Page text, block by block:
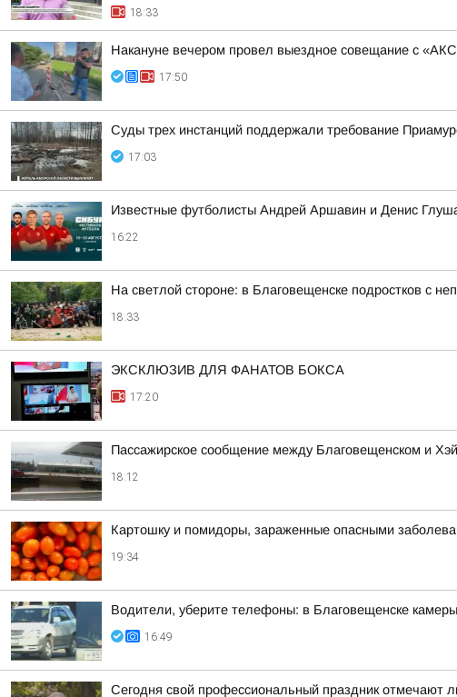
18:33
Накануне вечером провел выездное совещание с
17:50
Суды трех инстанций поддержали требование
17:03
Известные футболисты Андрей Аршавин и Денис
16:22
На светлой стороне: в Благовещенске подростков с
18:33
ЭКСКЛЮЗИВ ДЛЯ ФАНАТОВ БОКСА
17:20
Пассажирское сообщение между Благовещенском и
18:12
Картошку и помидоры, зараженные опасными
19:34
Водители, уберите телефоны: в Благовещенске
16:49
Сегодня свой профессиональный праздник отмечают